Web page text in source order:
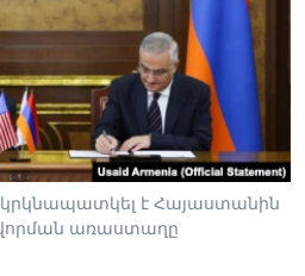
կրկնապատկել է Հայաստանին
առաստաղը